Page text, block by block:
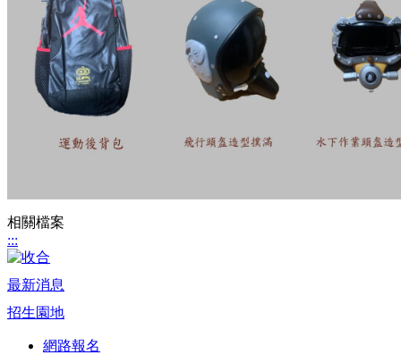
相關檔案
:::
最新消息
招生園地
網路報名